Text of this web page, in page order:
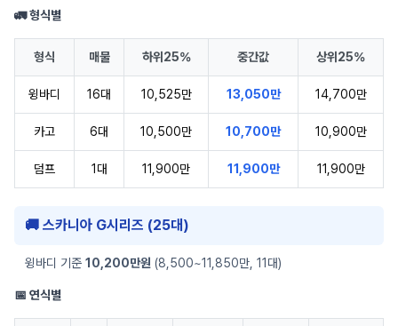
🚛 형식별
형식 매물 하위25% 중간값 상위25%
윙바디 16대 10,525만 13,050만 14,700만
카고 6대 10,500만 10,700만 10,900만
덤프 1대 11,900만 11,900만 11,900만
🚚 스카니아 G시리즈 (25대)
윙바디 기준 10,200만원 (8,500~11,850만, 11대)
📅 연식별